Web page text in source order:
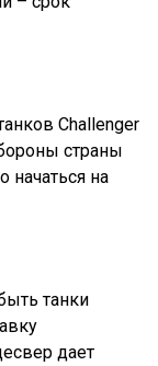
Challenger
страны
начаться на
танки
дает